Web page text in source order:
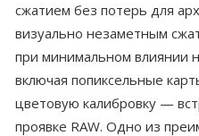
сжатием без потерь для
визуально незаметным
при минимальном влиянии
включая попиксельные
цветовую калибровку —
проявке RAW. Одно из